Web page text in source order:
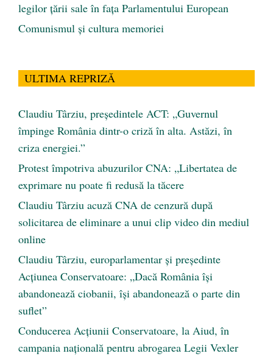
legilor țării sale în fața Parlamentului European
Comunismul şi cultura memoriei
ULTIMA REPRIZĂ
Claudiu Târziu, președintele ACT: „Guvernul
împinge România dintr-o criză în alta. Astăzi, în
criza energiei.”
Protest împotriva abuzurilor CNA: „Libertatea de
exprimare nu poate fi redusă la tăcere
Claudiu Târziu acuză CNA de cenzură după
solicitarea de eliminare a unui clip video din mediul
online
Claudiu Târziu, europarlamentar și președinte
Acțiunea Conservatoare: „Dacă România își
abandonează ciobanii, își abandonează o parte din
suflet”
Conducerea Acțiunii Conservatoare, la Aiud, în
campania națională pentru abrogarea Legii Vexler